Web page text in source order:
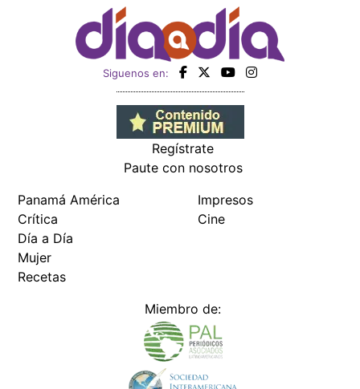
Siguenos en:
Regístrate
Paute con nosotros
Panamá América
Crítica
Día a Día
Mujer
Recetas
Impresos
Cine
Miembro de: